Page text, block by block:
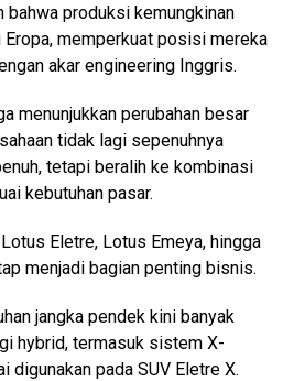
bahwa produksi kemungkinan
memperkuat posisi mereka
akar engineering Inggris.
menunjukkan perubahan besar
tidak lagi sepenuhnya
tetapi beralih ke kombinasi
kebutuhan pasar.
Eletre, Lotus Emeya, hingga
menjadi bagian penting bisnis.
jangka pendek kini banyak
hybrid, termasuk sistem X-
digunakan pada SUV Eletre X.